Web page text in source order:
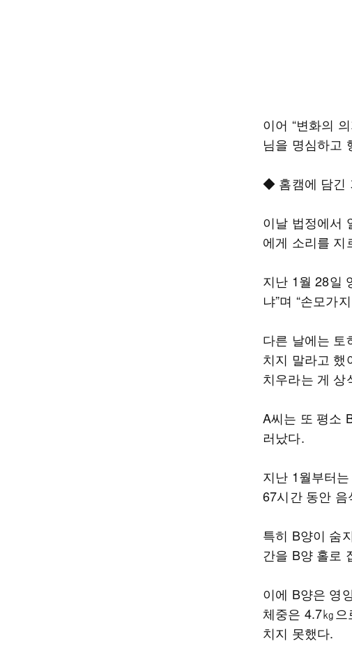
이어 “변화의
님을 명심하고
◆ 홈캠에 담긴
이날 법정에서
에게 소리를 지
지난 1월 28일
냐”며 “손모가
다른 날에는 토
치지 말라고 했
치우라는 게 상
A씨는 또 평소
러났다.
지난 1월부터
67시간 동안
특히 B양이 숨
간을 B양 홀로
이에 B양은 영
체중은 4.7㎏
치지 못했다.